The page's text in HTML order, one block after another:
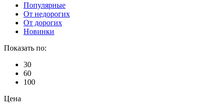
Популярные
От недорогих
От дорогих
Новинки
Показать по:
30
60
100
Цена